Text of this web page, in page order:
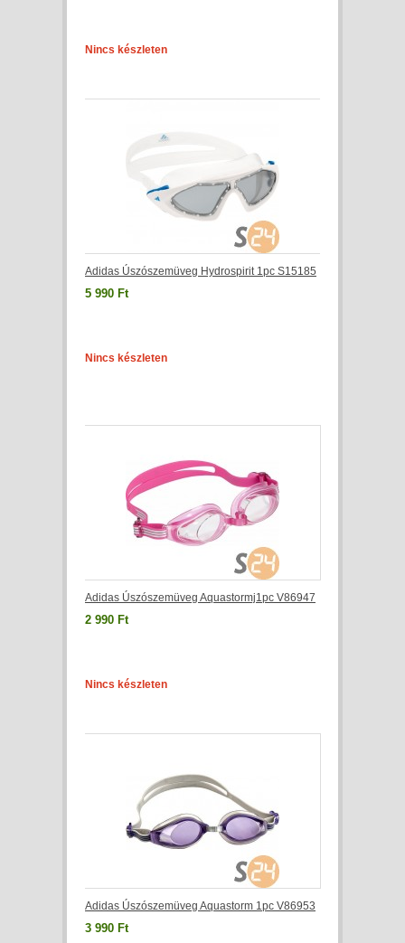
Nincs készleten
Adidas Úszószemüveg Hydrospirit 1pc S15185
5 990 Ft
Nincs készleten
Adidas Úszószemüveg Aquastormj1pc V86947
2 990 Ft
Nincs készleten
Adidas Úszószemüveg Aquastorm 1pc V86953
3 990 Ft